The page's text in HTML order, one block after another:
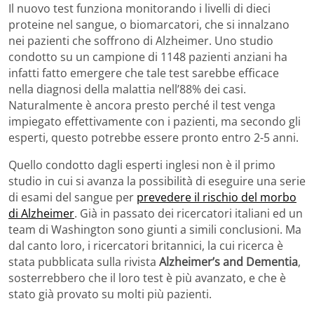
Il nuovo test funziona monitorando i livelli di dieci
proteine nel sangue, o biomarcatori, che si innalzano
nei pazienti che soffrono di Alzheimer. Uno studio
condotto su un campione di 1148 pazienti anziani ha
infatti fatto emergere che tale test sarebbe efficace
nella diagnosi della malattia nell’88% dei casi.
Naturalmente è ancora presto perché il test venga
impiegato effettivamente con i pazienti, ma secondo gli
esperti, questo potrebbe essere pronto entro 2-5 anni.
Quello condotto dagli esperti inglesi non è il primo
studio in cui si avanza la possibilità di eseguire una serie
di esami del sangue per prevedere il rischio del morbo
di Alzheimer. Già in passato dei ricercatori italiani ed un
team di Washington sono giunti a simili conclusioni. Ma
dal canto loro, i ricercatori britannici, la cui ricerca è
stata pubblicata sulla rivista Alzheimer’s and Dementia,
sosterrebbero che il loro test è più avanzato, e che è
stato già provato su molti più pazienti.